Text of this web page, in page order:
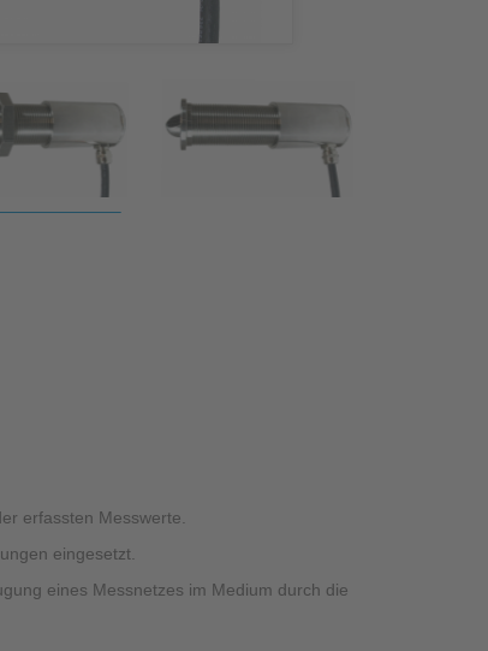
erfassten Messwerte.
eingesetzt.
eines Messnetzes im Medium durch die